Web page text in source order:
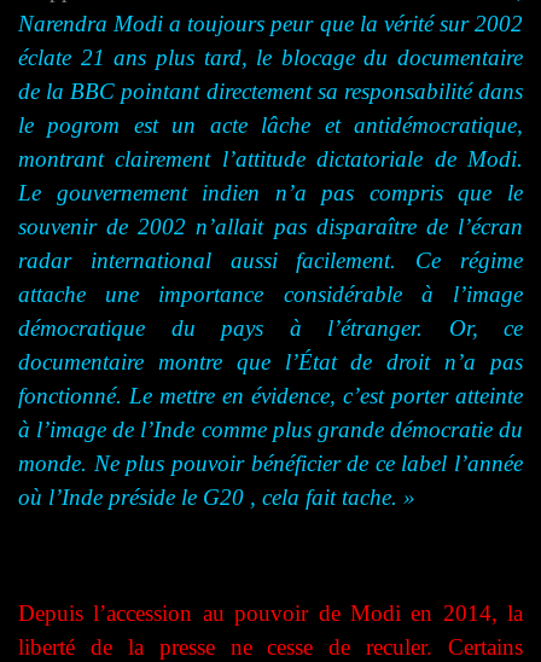
Narendra Modi a toujours peur que la vérité sur 2002
éclate 21 ans plus tard, le blocage du documentaire
de la BBC pointant directement sa responsabilité dans
le pogrom est un acte lâche et antidémocratique,
montrant clairement l’attitude dictatoriale de Modi.
Le gouvernement indien n’a pas compris que le
souvenir de 2002 n’allait pas disparaître de l’écran
radar international aussi facilement. Ce régime
attache une importance considérable à l’image
démocratique du pays à l’étranger. Or, ce
documentaire montre que l’Étatde droit n’a pas
fonctionné. Le mettre en évidence, c’est porter atteinte
à l’image de l’Inde comme plus grande démocratie du
monde. Ne plus pouvoir bénéficier de ce label l’année
où l’Inde préside le G20 , cela fait tache. »
Depuis l’accession au pouvoir de Modi en 2014, la
liberté de la presse ne cesse de reculer. Certains